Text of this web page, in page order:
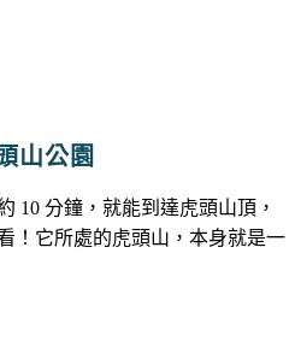
山公園
10 分鐘，就能到達虎頭山頂，
！它所處的虎頭山，本身就是一